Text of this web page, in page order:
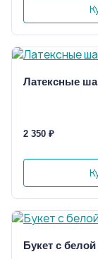
Латексные
2 350 ₽
Букет с